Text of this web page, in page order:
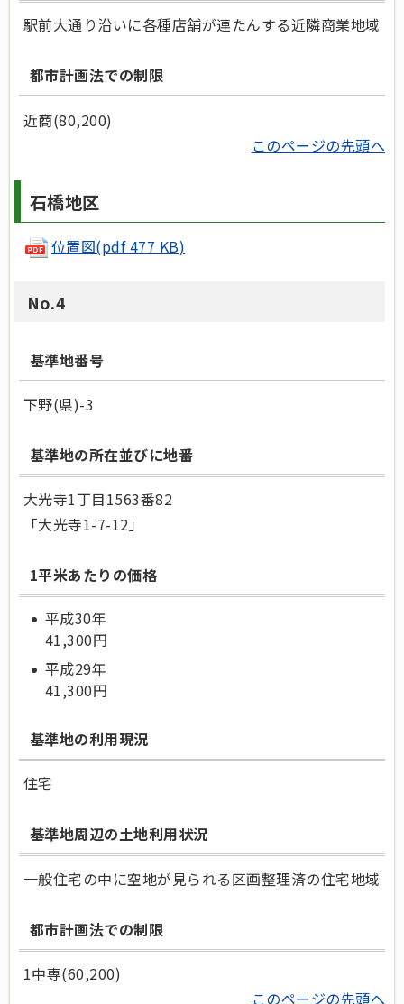
駅前大通り沿いに各種店舗が連たんする近隣商業地域
都市計画法での制限
近商(80,200)
このページの先頭へ
石橋地区
位置図(pdf 477 KB)
No.4
基準地番号
下野(県)-3
基準地の所在並びに地番
大光寺1丁目1563番82
「大光寺1-7-12」
1平米あたりの価格
平成30年
41,300円
平成29年
41,300円
基準地の利用現況
住宅
基準地周辺の土地利用状況
一般住宅の中に空地が見られる区画整理済の住宅地域
都市計画法での制限
1中専(60,200)
このページの先頭へ